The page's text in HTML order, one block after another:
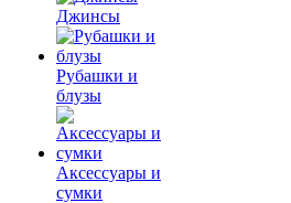
Джинсы
Рубашки и
блузы
Аксессуары и
сумки